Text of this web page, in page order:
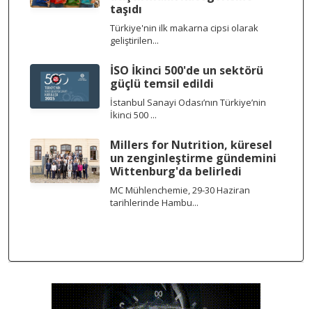
taşıdı
Türkiye'nin ilk makarna cipsi olarak
geliştirilen...
İSO İkinci 500'de un sektörü
güçlü temsil edildi
İstanbul Sanayi Odası’nın Türkiye’nin
İkinci 500 ...
Millers for Nutrition, küresel
un zenginleştirme gündemini
Wittenburg'da belirledi
MC Mühlenchemie, 29-30 Haziran
tarihlerinde Hambu...